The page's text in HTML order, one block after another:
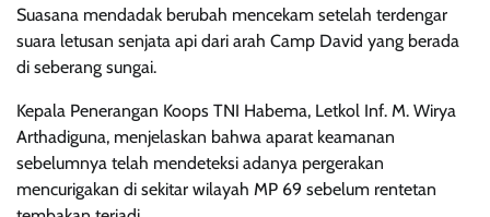
Suasana mendadak berubah mencekam setelah terdengar
suara letusan senjata api dari arah Camp David yang berada
di seberang sungai.
Kepala Penerangan Koops TNI Habema, Letkol Inf. M. Wirya
Arthadiguna, menjelaskan bahwa aparat keamanan
sebelumnya telah mendeteksi adanya pergerakan
mencurigakan di sekitar wilayah MP 69 sebelum rentetan